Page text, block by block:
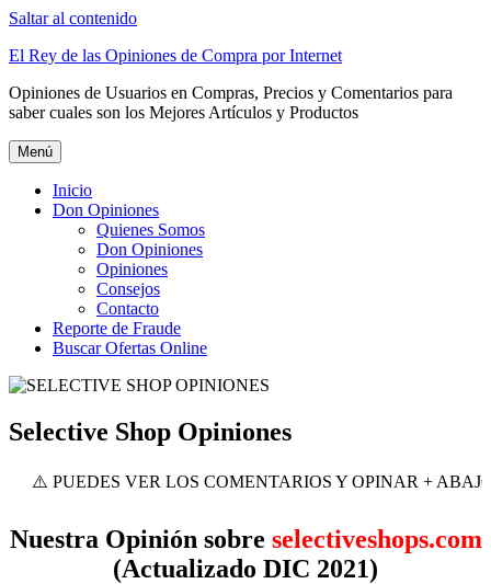
Saltar al contenido
El Rey de las Opiniones de Compra por Internet
Opiniones de Usuarios en Compras, Precios y Comentarios para
saber cuales son los Mejores Artículos y Productos
Menú
Inicio
Don Opiniones
Quienes Somos
Don Opiniones
Opiniones
Consejos
Contacto
Reporte de Fraude
Buscar Ofertas Online
Selective Shop Opiniones
VER LOS COMENTARIOS Y OPINAR + ABAJO ⬇️
Nuestra Opinión sobre selectiveshops.com
(Actualizado DIC 2021)